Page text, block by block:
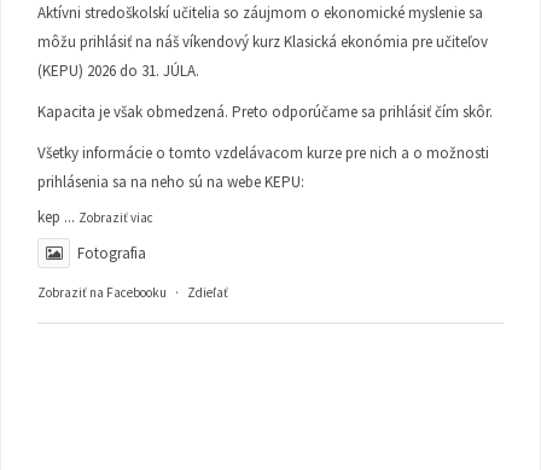
Aktívni stredoškolskí učitelia so záujmom o ekonomické myslenie sa
môžu prihlásiť na náš víkendový kurz Klasická ekonómia pre učiteľov
(KEPU) 2026 do 31. JÚLA.
Kapacita je však obmedzená. Preto odporúčame sa prihlásiť čím skôr.
Všetky informácie o tomto vzdelávacom kurze pre nich a o možnosti
prihlásenia sa na neho sú na webe KEPU:
kep ... Zobraziť viac
Fotografia
Zobraziť na Facebooku · Zdieľať